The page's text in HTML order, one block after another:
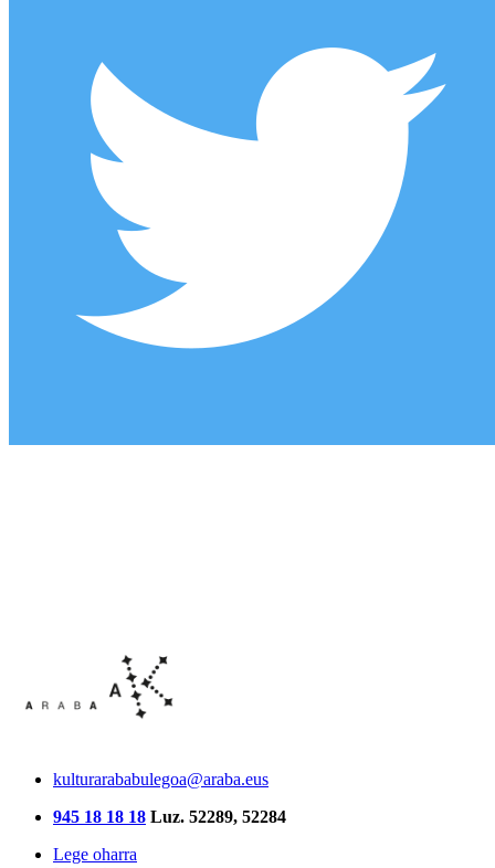
kulturarababulegoa@araba.eus
945 18 18 18 Luz. 52289, 52284
Lege oharra